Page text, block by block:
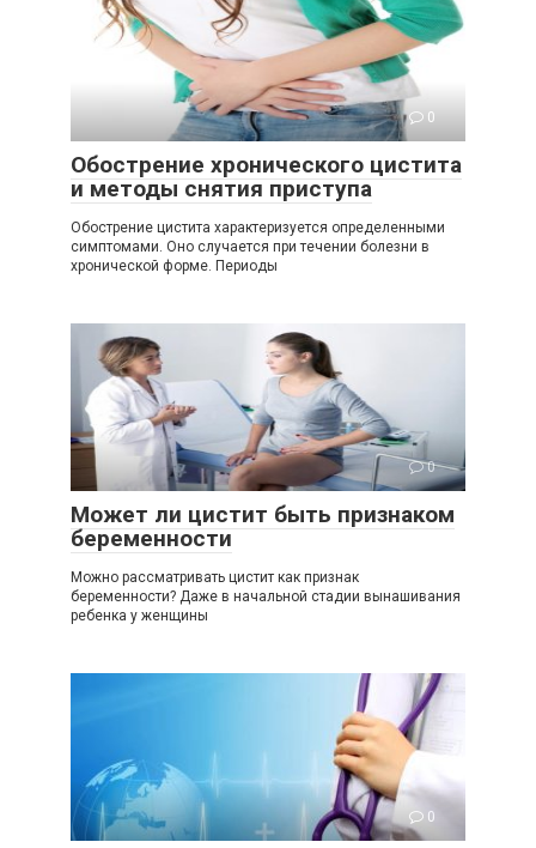
0
Обострение хронического цистита
и методы снятия приступа
Обострение цистита характеризуется определенными
симптомами. Оно случается при течении болезни в
хронической форме. Периоды
0
Может ли цистит быть признаком
беременности
Можно рассматривать цистит как признак
беременности? Даже в начальной стадии вынашивания
ребенка у женщины
0